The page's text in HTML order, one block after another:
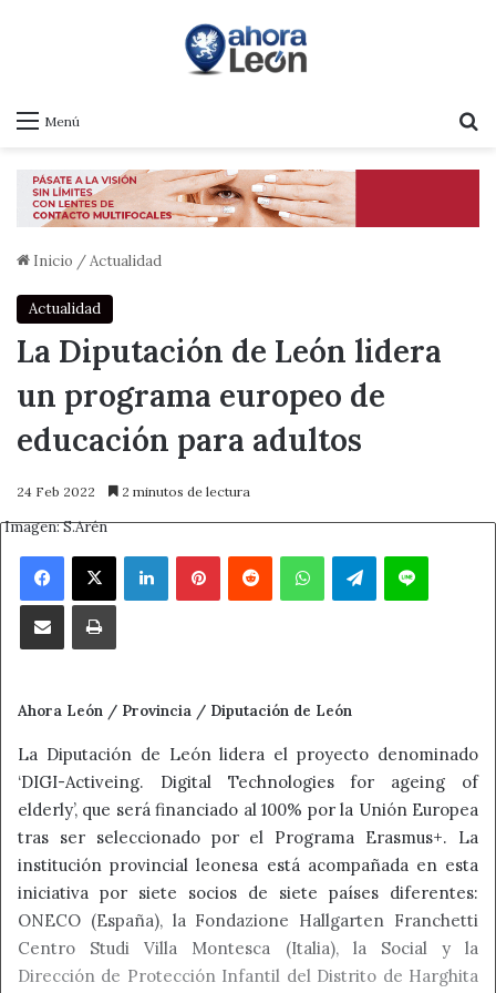
Menú
Inicio /Actualidad
Actualidad
La Diputación de León lidera
un programa europeo de
educación para adultos
24 Feb 2022 2 minutos de lectura
Imagen: S.Arén
Facebook
X LinkedInPinterestReddit WhatsAppTelegramLine
Compartir por correo electrónicoImprimir
Ahora León / Provincia / Diputación de León
La Diputación de León lidera el proyecto denominado
‘DIGI-Activeing. Digital Technologies for ageing of
elderly’, que será financiado al 100% por la Unión Europea
tras ser seleccionado por el Programa Erasmus+. La
institución provincial leonesa está acompañada en esta
iniciativa por siete socios de siete países diferentes:
ONECO (España), la Fondazione Hallgarten Franchetti
Centro Studi Villa Montesca (Italia), la Social y la
Dirección de Protección Infantil del Distrito de Harghita